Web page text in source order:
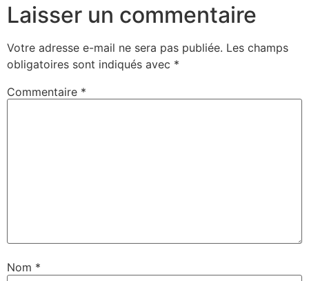
Laisser un commentaire
Votre adresse e-mail ne sera pas publiée. Les champs
obligatoires sont indiqués avec *
Commentaire *
Nom *
Rejoignez l'univers Rose
Caramelle